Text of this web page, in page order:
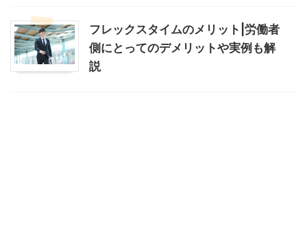
フレックスタイムのメリット|労働者
側にとってのデメリットや実例も解
説